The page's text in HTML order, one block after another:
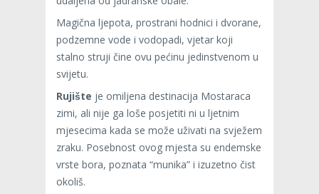
Magična ljepota, prostrani hodnici i dvorane,
podzemne vode i vodopadi, vjetar koji
stalno struji čine ovu pećinu jedinstvenom u
svijetu.
Rujište je omiljena destinacija Mostaraca
zimi, ali nije ga loše posjetiti ni u ljetnim
mjesecima kada se može uživati na svježem
zraku. Posebnost ovog mjesta su endemske
vrste bora, poznata “munika” i izuzetno čist
okoliš.